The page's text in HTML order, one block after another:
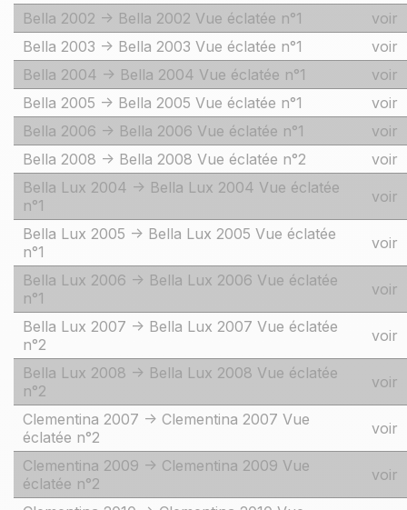
Bella 2002 -> Bella 2002 Vue éclatée n°1
voir
Bella 2003 -> Bella 2003 Vue éclatée n°1
voir
Bella 2004 -> Bella 2004 Vue éclatée n°1
voir
Bella 2005 -> Bella 2005 Vue éclatée n°1
voir
Bella 2006 -> Bella 2006 Vue éclatée n°1
voir
Bella 2008 -> Bella 2008 Vue éclatée n°2
voir
Bella Lux 2004 -> Bella Lux 2004 Vue éclatée
n°1
voir
Bella Lux 2005 -> Bella Lux 2005 Vue éclatée
n°1
voir
Bella Lux 2006 -> Bella Lux 2006 Vue éclatée
n°1
voir
Bella Lux 2007 -> Bella Lux 2007 Vue éclatée
n°2
voir
Bella Lux 2008 -> Bella Lux 2008 Vue éclatée
n°2
voir
Clementina 2007 -> Clementina 2007 Vue
éclatée n°2
voir
Clementina 2009 -> Clementina 2009 Vue
éclatée n°2
voir